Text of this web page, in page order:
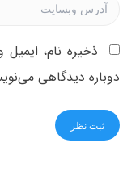
ذخیره نام،
دوباره دیدگاهی